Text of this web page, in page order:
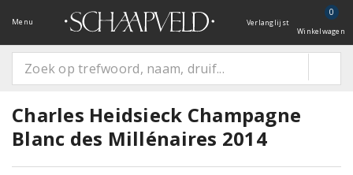
Menu Verlanglijst
0
Winkelwagen
Charles Heidsieck Champagne
Blanc des Millénaires 2014